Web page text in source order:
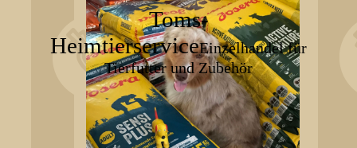
Toms-
HeimtierserviceEinzelhandel für
Tierfutter und Zubehör